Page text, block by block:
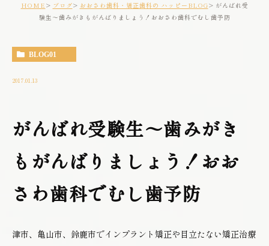
HOME ブログ おおさわ歯科・矯正歯科の ハッピーBLOG
がんばれ受
験生～歯みがきもがんばりましょう！おおさわ歯科でむし歯予防
BLOG01
2017.01.13
がんばれ受験生～歯みがき
もがんばりましょう！おお
さわ歯科でむし歯予防
津市、亀山市、鈴鹿市でインプラント矯正や目立たない矯正治療